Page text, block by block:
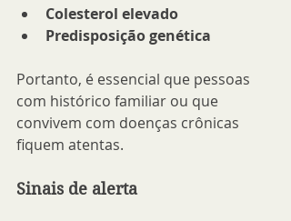
Colesterol elevado
Predisposição genética
Portanto, é essencial que pessoas
com histórico familiar ou que
convivem com doenças crônicas
fiquem atentas.
Sinais de alerta